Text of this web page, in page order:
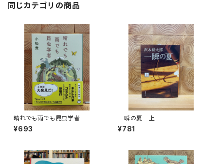
同じカテゴリの商品
晴れでも雨でも昆虫学者
¥693
一瞬の夏 上
¥781